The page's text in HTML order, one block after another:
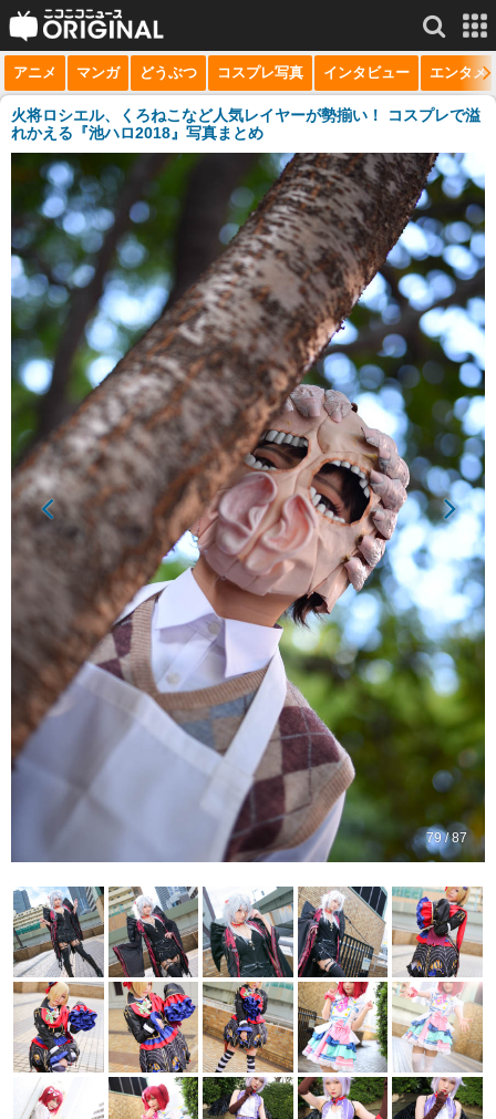
サービス一覧 もっと見る
niconico
動画
生放送
ニュース
チャンネル
マンガ
ニコニコQ
アニメ マンガ どうぶつ コスプレ写真 インタビュー エンタメ
火将ロシエル、くろねこなど人気レイヤーが勢揃い！ コスプレで溢
れかえる『池ハロ2018』写真まとめ
79 / 87